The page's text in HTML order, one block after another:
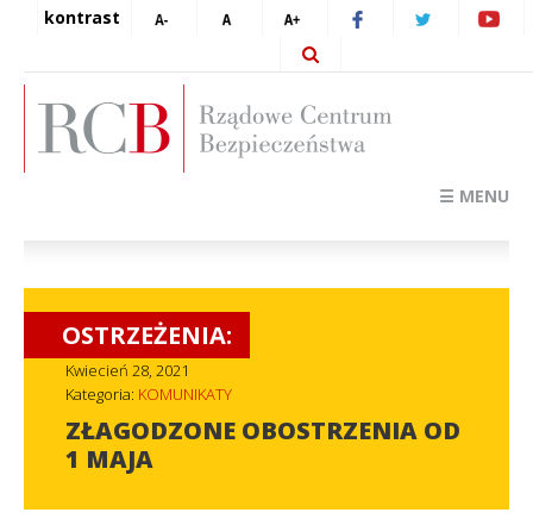
kontrast
☰ MENU
OSTRZEŻENIA:
Kwiecień 28, 2021
Kategoria: KOMUNIKATY
ZŁAGODZONE OBOSTRZENIA OD
1 MAJA